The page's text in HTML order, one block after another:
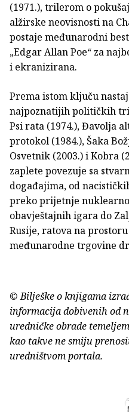
(1971.), trilerom o
alžirske neovisnosti na
postaje međunarodni
„Edgar Allan Poe“ za
i ekranizirana.
Prema istom ključu
najpoznatijih političkih
Psi rata (1974.), Đavolja
protokol (1984.), Šaka
Osvetnik (2003.) i Kobra
zaplete povezuje sa
događajima, od
preko prijetnje
obavještajnih igara do
Rusije, ratova na
međunarodne trgovine
© Bilješke o knjigama
informacija dobivenih od
uredničke obrade
kao takve ne smiju
uredništvom portala.